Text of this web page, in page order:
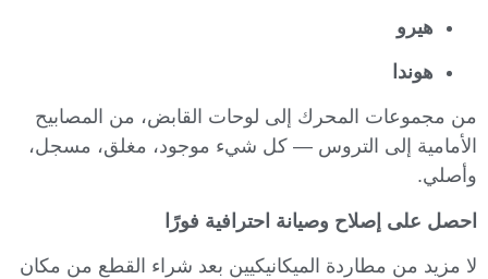
هيرو
هوندا
من مجموعات المحرك إلى لوحات القابض، من المصابيح
الأمامية إلى التروس — كل شيء موجود، مغلق، مسجل،
وأصلي.
احصل على إصلاح وصيانة احترافية فورًا
لا مزيد من مطاردة الميكانيكيين بعد شراء القطع من مكان